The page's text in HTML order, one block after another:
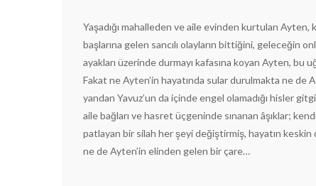
Yaşadığı mahalleden ve aile evinden kurtulan Ayten,
başlarına gelen sancılı olayların bittiğini, geleceğin
ayakları üzerinde durmayı kafasına koyan Ayten,
Fakat ne Ayten’in hayatında sular durulmakta ne de
yandan Yavuz’un da içinde engel olamadığı hisler
aile bağları ve hasret üçgeninde sınanan âşıklar;
patlayan bir silah her şeyi değiştirmiş, hayatın keskin
ne de Ayten’in elinden gelen bir çare…